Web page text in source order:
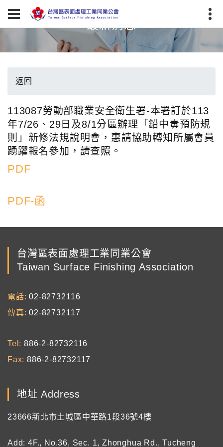
最新消息
返回
113087勞動部職業安全衛生署-本署訂於113
年7/26、29日及8/1分區辦理「鉛中毒預防規
則」新修法規說明會，惠請協助轉知所屬會員
踴躍報名參加，請查照。
PDF
PDF-函
台灣區表面處理工業同業公會
Taiwan Surface Finishing Association
電話
02-82732116
傳真
02-82732117
Tel
886-2-82732116
Fax 886-2-82732117
地址 Address
23666新北市土城區中華路1段36號4樓
Add: 4F., No.36, Sec. 1, Zhonghua Rd., Tucheng